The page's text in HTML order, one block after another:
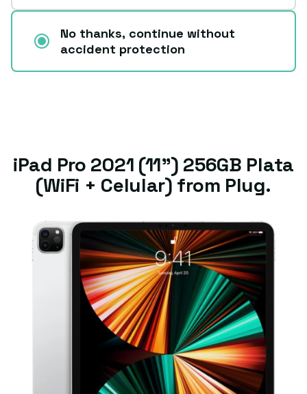
No thanks, continue without
accident protection
iPad Pro 2021 (11") 256GB Plata
(WiFi + Celular) from Plug.